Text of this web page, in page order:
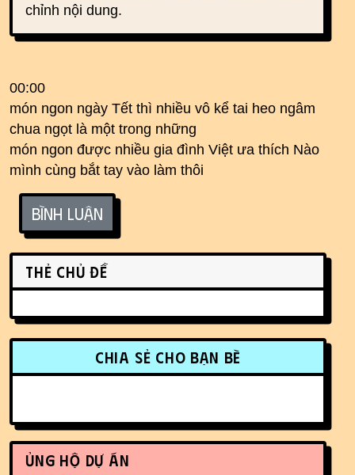
chỉnh nội dung.
00:00
món ngon ngày Tết thì nhiều vô kể tai heo ngâm
chua ngọt là một trong những
món ngon được nhiều gia đình Việt ưa thích Nào
mình cùng bắt tay vào làm thôi
Bình luận
Related content
Thẻ chủ đề
More content and functionality
Chia sẻ cho bạn bè
Ủng hộ dự án